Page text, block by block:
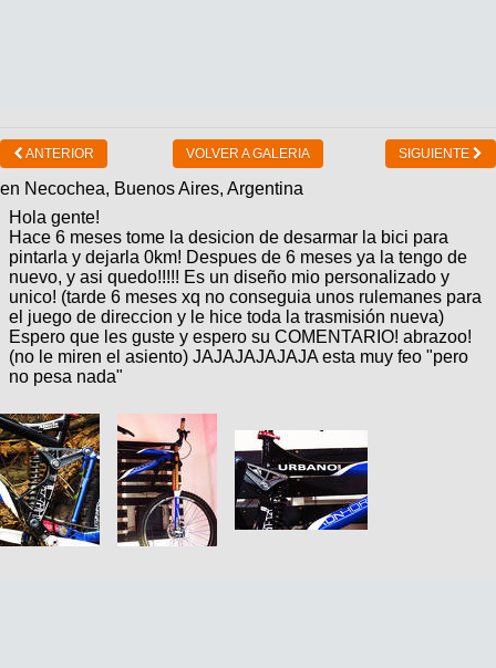
ANTERIOR VOLVER A GALERIA SIGUIENTE
en Necochea, Buenos Aires, Argentina
Hola gente!
Hace 6 meses tome la desicion de desarmar la bici para
pintarla y dejarla 0km! Despues de 6 meses ya la tengo de
nuevo, y asi quedo!!!!! Es un diseño mio personalizado y
unico! (tarde 6 meses xq no conseguia unos rulemanes para
el juego de direccion y le hice toda la trasmisión nueva)
Espero que les guste y espero su COMENTARIO! abrazoo!
(no le miren el asiento) JAJAJAJAJAJA esta muy feo "pero
no pesa nada"